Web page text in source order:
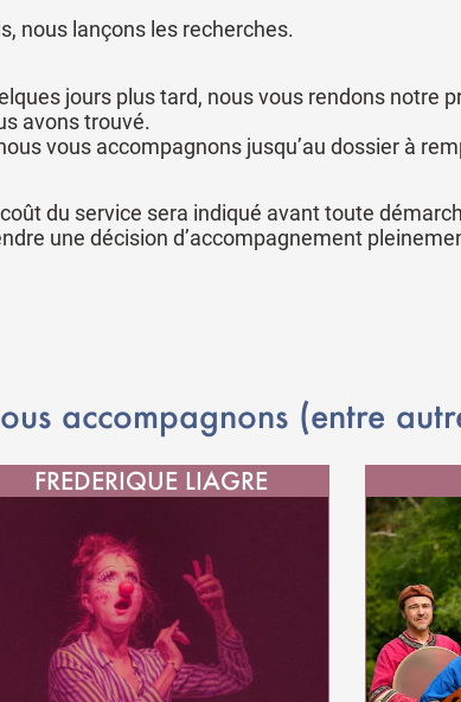
nous lançons les recherches.
jours plus tard, nous vous rendons notre
avons trouvé.
vous accompagnons jusqu’au dossier à
du service sera indiqué avant toute
une décision d’accompagnement
accompagnons (entre
FREDERIQUE LIAGRE